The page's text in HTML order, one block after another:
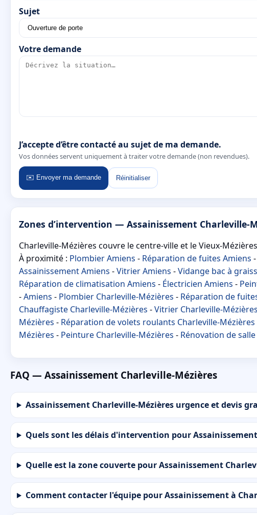
Sujet
Votre demande
J’accepte d’être contacté au sujet de ma demande.
Vos données servent uniquement à traiter votre demande (non revendues).
✉️ Envoyer ma demande Réinitialiser
Zones d’intervention — Assainissement Charleville-
Charleville-Mézières couvre le centre-ville et le Vieux-
À proximité : Plombier Amiens - Réparation de fuites Amiens -
Assainissement Amiens -Vitrier Amiens -Vidange bac à
Réparation de climatisation Amiens - Électricien Amiens -
-Amiens - Plombier Charleville-Mézières - Réparation de
Chauffagiste Charleville-Mézières -Vitrier Charleville-Mézières
Mézières - Réparation de volets roulants Charleville-Mézières
Mézières - Peinture Charleville-Mézières - Rénovation de
FAQ — Assainissement Charleville-Mézières
Assainissement Charleville-Mézières urgence et devis
Quels sont les délais d'intervention pour
Quelle est la zone couverte pour Assainissement
Comment contacter l'équipe pour Assainissement à